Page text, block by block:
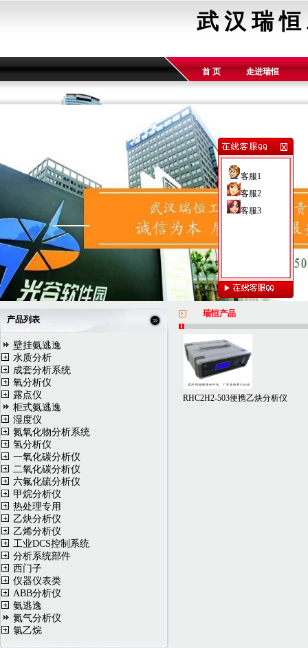
武 汉 瑞 恒
首 页 走进瑞恒
产品列表
壁挂氨逃逸
水质分析
成套分析系统
氧分析仪
露点仪
柜式氨逃逸
湿度仪
氮氧化物分析系统
氢分析仪
一氧化碳分析仪
二氧化碳分析仪
六氟化硫分析仪
甲烷分析仪
热处理专用
乙炔分析仪
乙烯分析仪
工业DCS控制系统
分析系统部件
西门子
仪器仪表类
ABB分析仪
氨逃逸
氮气分析仪
氯乙烷
瑞恒产品
RHC2H2-503便携乙炔分析仪